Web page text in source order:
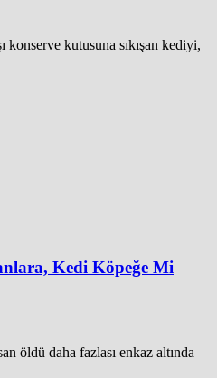
konserve kutusuna sıkışan kediyi,
Kedi Köpeğe Mi
öldü daha fazlası enkaz altında